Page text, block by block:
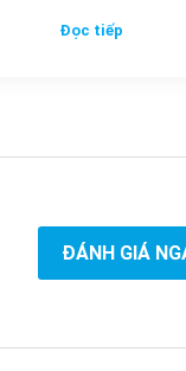
Đọc tiếp
ĐÁNH GIÁ